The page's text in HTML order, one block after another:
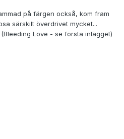
på färgen också, kom fram
särskilt överdrivet mycket...
Love - se första inlägget)